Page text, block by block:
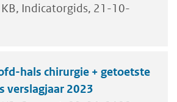
Indicatorgids 21-10-
hals chirurgie + getoetste
verslagjaar 2023